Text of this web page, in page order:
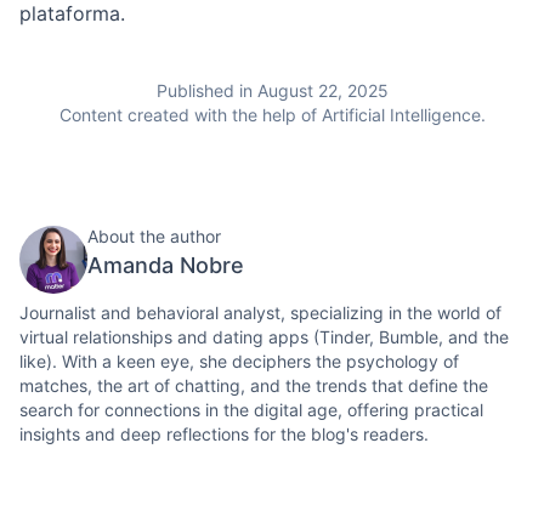
plataforma.
Published in August 22, 2025
Content created with the help of Artificial Intelligence.
About the author
Amanda Nobre
Journalist and behavioral analyst, specializing in the world of
virtual relationships and dating apps (Tinder, Bumble, and the
like). With a keen eye, she deciphers the psychology of
matches, the art of chatting, and the trends that define the
search for connections in the digital age, offering practical
insights and deep reflections for the blog's readers.